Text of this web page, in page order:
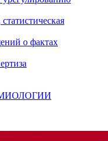
о фактах